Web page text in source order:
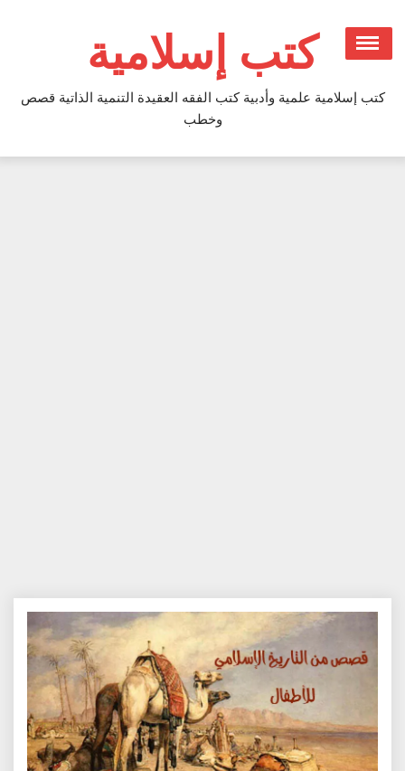
content
كتب إسلامية
كتب إسلامية علمية وأدبية كتب الفقه العقيدة التنمية الذاتية قصص
وخطب